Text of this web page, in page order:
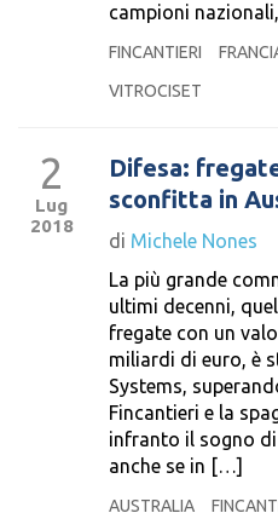
campioni
FINCANTIERI
VITROCISET
2
Lug
2018
Difesa:
sconfitta in
di Michele Nones
La più grande
ultimi decenni,
fregate con un
miliardi di euro, è
Systems,
Fincantieri e la
infranto il sogno di
anche se in […]
AUSTRALIA